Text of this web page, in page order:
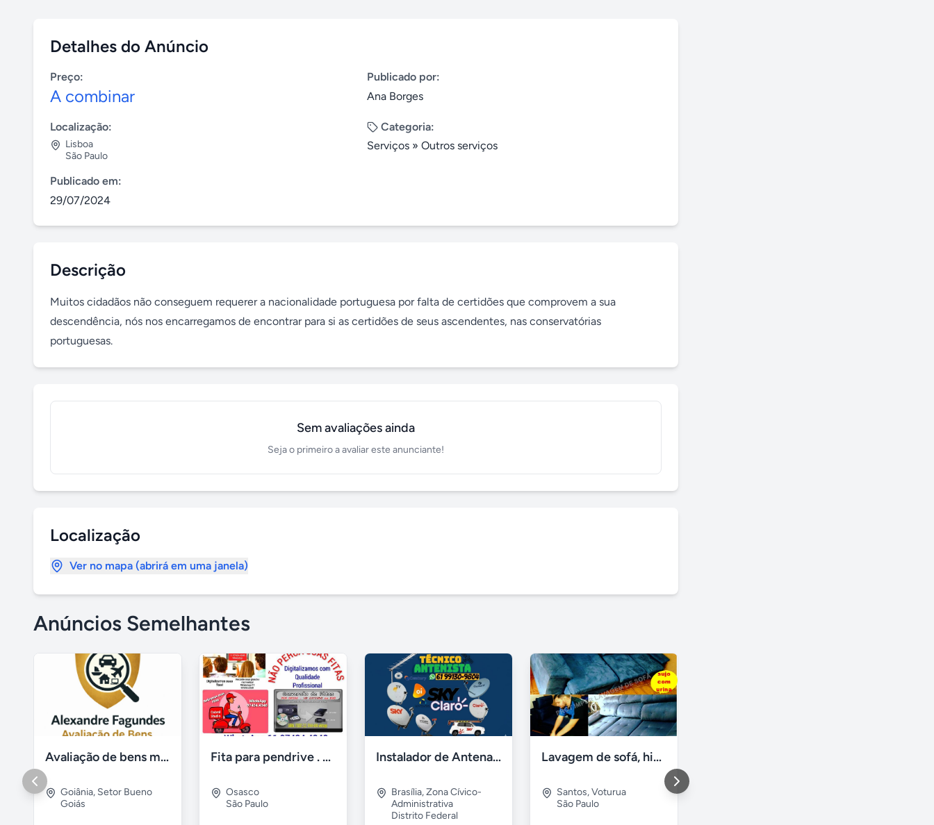
Detalhes do Anúncio
Preço:
A combinar
Publicado por:
Ana Borges
Localização:
Lisboa
São Paulo
Categoria:
Serviços » Outros serviços
Publicado em:
29/07/2024
Descrição
Muitos cidadãos não conseguem requerer a nacionalidade portuguesa por falta de certidões que comprovem a sua
descendência, nós nos encarregamos de encontrar para si as certidões de seus ascendentes, nas conservatórias
portuguesas.
Sem avaliações ainda
Seja o primeiro a avaliar este anunciante!
Localização
Ver no mapa (abrirá em uma janela)
Anúncios Semelhantes
Avaliação de bens móveis, Avaliação patrimônial
Goiânia, Setor Bueno
Goiás
Fita para pendrive . Osasco e região
Osasco
São Paulo
Instalador de Antena Digital em Brasília
Brasília,Zona Cívico-
Administrativa
Distrito Federal
Lavagem de sofá, higienização sofá, Impermeabilização
Santos,Voturua
São Paulo